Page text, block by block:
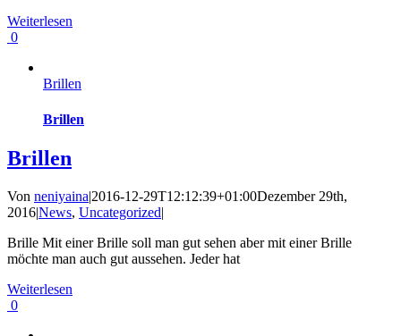
Weiterlesen
0
Brillen
Brillen
Brillen
Von neniyaina|2016-12-29T12:12:39+01:00Dezember 29th,
2016|News, Uncategorized|
Brille Mit einer Brille soll man gut sehen aber mit einer Brille
möchte man auch gut aussehen. Jeder hat
Weiterlesen
0